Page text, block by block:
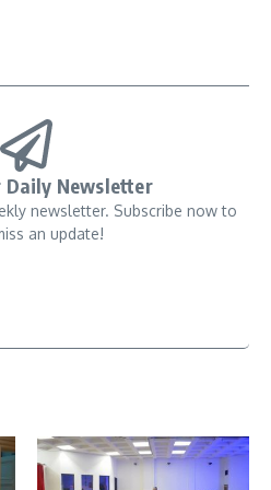
Daily Newsletter
newsletter. Subscribe now to
an update!